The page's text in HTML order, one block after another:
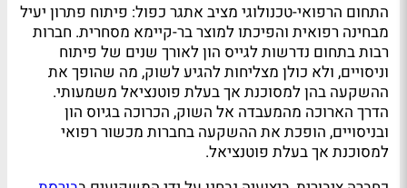
התחום הרפואי-טכנולוגי מציב אתגר כפול: פיתוח פתרון יעיל
מבחינה רפואית והפיכתו למוצר בר-קיימא מסחרית. חברות
רבות בתחום נדרשות לגייס הון לאורך שנים של פיתוח
וניסויים, ולא כולן מצליחות להגיע לשוק, מה שהופך את
ההשקעה בהן למסוכנת אך בעלת פוטנציאל משמעותי.
הדרך הארוכה מהמעבדה אל השוק, הכרוכה בגיוס הון
ובניסויים, הופכת את ההשקעה בחברות מכשור רפואי
למסוכנת אך בעלת פוטנציאל.